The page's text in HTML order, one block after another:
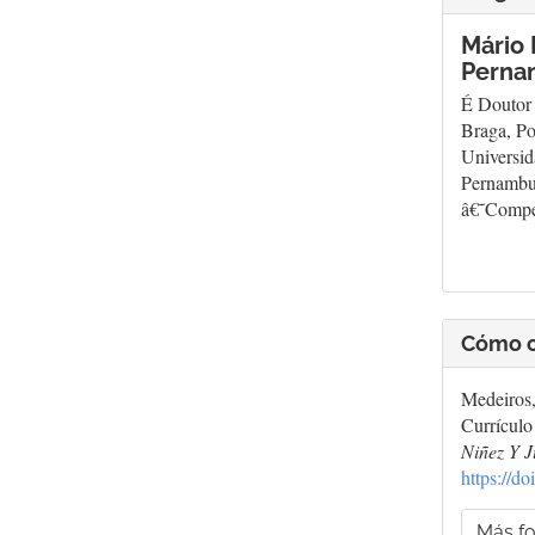
Mário
É Doutor
Braga,
Cómo
Niñez Y
https://